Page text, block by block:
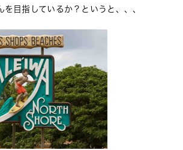
を目指しているか？というと、、、